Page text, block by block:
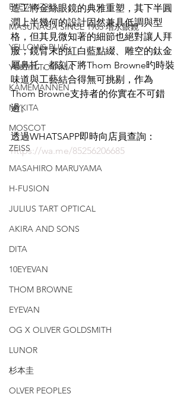
EYEVAN7285
MASUNAGA SINCE 1905 增永眼鏡
YELLOWS PLUS
YUICHI TOYAMA
KAMEMANNEN
MYKITA
MOSCOT
ZEISS
MASAHIRO MARUYAMA
H-FUSION
JULIUS TART OPTICAL
AKIRA AND SONS
DITA
10EYEVAN
THOM BROWNE
EYEVAN
OG X OLIVER GOLDSMITH
LUNOR
杉本圭
OLVER PEOPLES
造工將金絲眼鏡的典雅重塑，其下半圓
潤上半幾何的設計固然兼具低調與型
格，但其見微知著的細節也絕對讓人拜
服；鏡臂末的紅白藍點綴、雕空的鈦金
屬鼻托，都刻下將Thom Browne旳時裝
味道與工藝結合得無可挑剔，作為
Thom Browne支持者的你實在不可錯
過。
透過WHATSAPP即時向店員查詢：
https://wa.me/85256206685